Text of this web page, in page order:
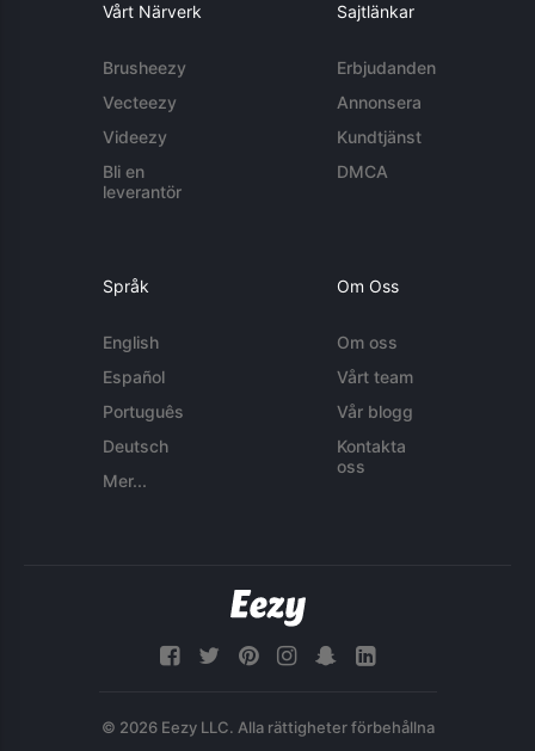
Vårt Närverk
Brusheezy
Vecteezy
Videezy
Bli en
leverantör
Sajtlänkar
Erbjudanden
Annonsera
Kundtjänst
DMCA
Språk
English
Español
Português
Deutsch
Mer...
Om Oss
Om oss
Vårt team
Vår blogg
Kontakta
oss
© 2026 Eezy LLC. Alla rättigheter förbehållna